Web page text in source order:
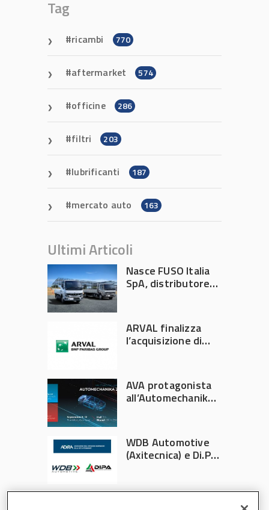
Tag
ricambi 770
aftermarket 574
officine 286
filtri 203
lubrificanti 187
mercato auto 163
Ultimi Articoli
Nasce FUSO Italia
SpA, distributore
ARVAL finalizza
l’acquisizione di
AVA protagonista
all’Automechanika
WDB Automotive
(Axitecnica) e Di.Pa.